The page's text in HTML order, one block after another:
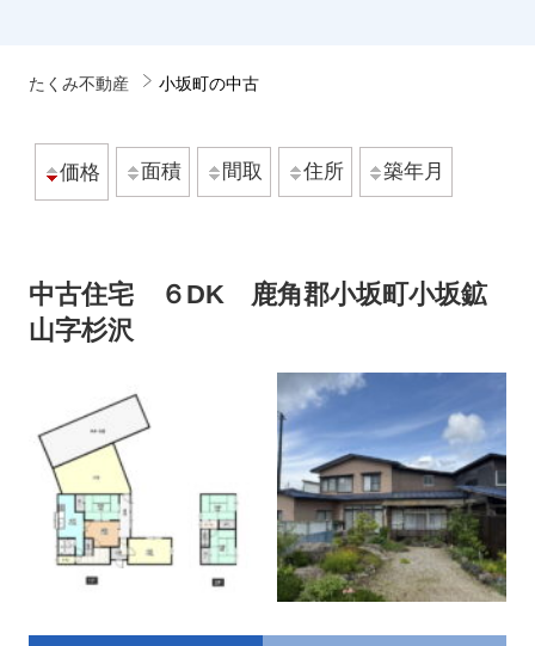
たくみ不動産 小坂町の中古
価格 面積 間取 住所 築年月
中古住宅 ６DK 鹿角郡小坂町小坂鉱
山字杉沢